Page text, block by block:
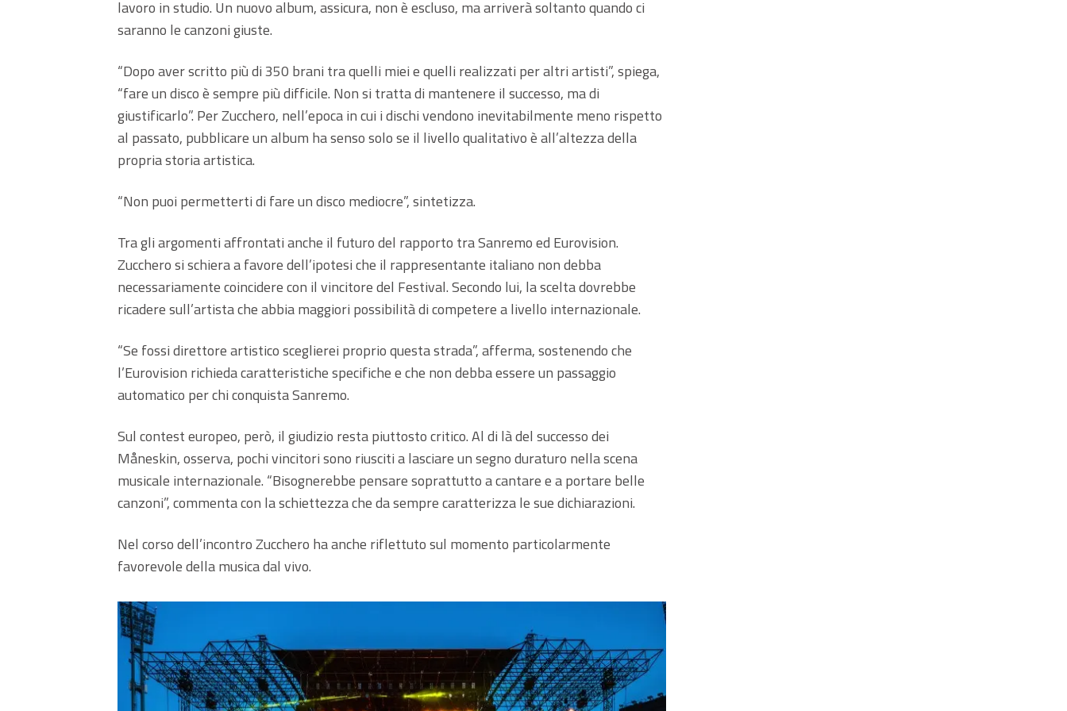
lavoro in studio. Un nuovo album, assicura, non è escluso, ma arriverà soltanto quando ci
saranno le canzoni giuste.
“Dopo aver scritto più di 350 brani tra quelli miei e quelli realizzati per altri artisti”, spiega,
“fare un disco è sempre più difficile. Non si tratta di mantenere il successo, ma di
giustificarlo”. Per Zucchero, nell’epoca in cui i dischi vendono inevitabilmente meno rispetto
al passato, pubblicare un album ha senso solo se il livello qualitativo è all’altezza della
propria storia artistica.
“Non puoi permetterti di fare un disco mediocre”, sintetizza.
Tra gli argomenti affrontati anche il futuro del rapporto tra Sanremo ed Eurovision.
Zucchero si schiera a favore dell’ipotesi che il rappresentante italiano non debba
necessariamente coincidere con il vincitore del Festival. Secondo lui, la scelta dovrebbe
ricadere sull’artista che abbia maggiori possibilità di competere a livello internazionale.
“Se fossi direttore artistico sceglierei proprio questa strada”, afferma, sostenendo che
l’Eurovision richieda caratteristiche specifiche e che non debba essere un passaggio
automatico per chi conquista Sanremo.
Sul contest europeo, però, il giudizio resta piuttosto critico. Al di là del successo dei
Måneskin, osserva, pochi vincitori sono riusciti a lasciare un segno duraturo nella scena
musicale internazionale. “Bisognerebbe pensare soprattutto a cantare e a portare belle
canzoni”, commenta con la schiettezza che da sempre caratterizza le sue dichiarazioni.
Nel corso dell’incontro Zucchero ha anche riflettuto sul momento particolarmente
favorevole della musica dal vivo.